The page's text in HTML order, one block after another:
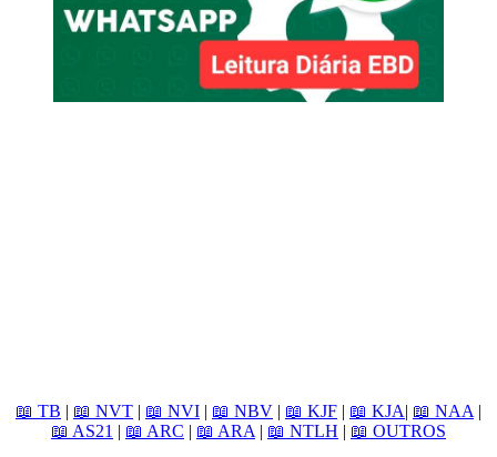
📖 TB | 📖 NVT | 📖 NVI | 📖 NBV | 📖 KJF | 📖 KJA| 📖 NAA |
📖 AS21 | 📖 ARC | 📖 ARA | 📖 NTLH | 📖 OUTROS